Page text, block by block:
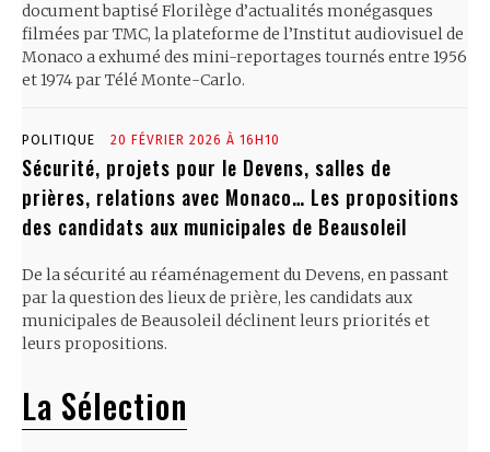
document baptisé Florilège d’actualités monégasques
filmées par TMC, la plateforme de l’Institut audiovisuel de
Monaco a exhumé des mini-reportages tournés entre 1956
et 1974 par Télé Monte-Carlo.
POLITIQUE 20 FÉVRIER 2026 À 16H10
Sécurité, projets pour le Devens, salles de
prières, relations avec Monaco… Les propositions
des candidats aux municipales de Beausoleil
De la sécurité au réaménagement du Devens, en passant
par la question des lieux de prière, les candidats aux
municipales de Beausoleil déclinent leurs priorités et
leurs propositions.
La Sélection